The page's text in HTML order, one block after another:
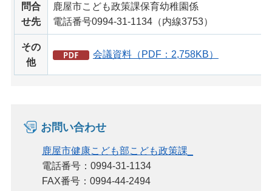
問合
せ先
鹿屋市こども政策課保育幼稚園係
電話番号0994-31-1134（内線3753）
その
他
会議資料（PDF：2,758KB）
お問い合わせ
鹿屋市健康こども部こども政策課_
電話番号：0994-31-1134
FAX番号：0994-44-2494